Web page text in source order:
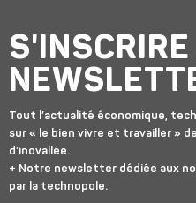
Tout l’actualité économique,
sur « le bien vivre et travailler »
d’inovallée.
+ Notre newsletter dédiée aux
par la technopole.